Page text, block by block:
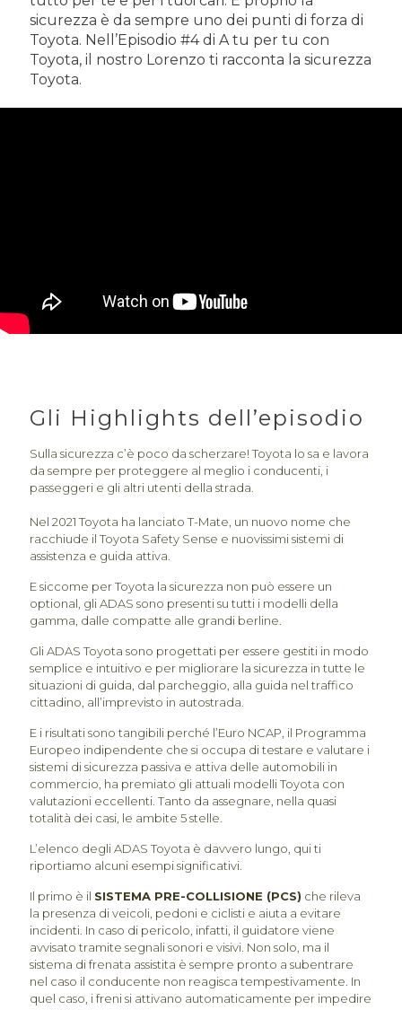
sicurezza è da sempre uno dei punti di forza di
Toyota. Nell’Episodio #4 di A tu per tu con
Toyota, il nostro Lorenzo ti racconta la sicurezza
Toyota.
Gli Highlights dell’episodio
Sulla sicurezza c’è poco da scherzare! Toyota lo sa e lavora
da sempre per proteggere al meglio i conducenti, i
passeggeri e gli altri utenti della strada.
Nel 2021 Toyota ha lanciato T-Mate, un nuovo nome che
racchiude il Toyota Safety Sense e nuovissimi sistemi di
assistenza e guida attiva.
E siccome per Toyota la sicurezza non può essere un
optional, gli ADAS sono presenti su tutti i modelli della
gamma, dalle compatte alle grandi berline.
Gli ADAS Toyota sono progettati per essere gestiti in modo
semplice e intuitivo e per migliorare la sicurezza in tutte le
situazioni di guida, dal parcheggio, alla guida nel traffico
cittadino, all’imprevisto in autostrada.
E i risultati sono tangibili perché l’Euro NCAP, il Programma
Europeo indipendente che si occupa di testare e valutare i
sistemi di sicurezza passiva e attiva delle automobili in
commercio, ha premiato gli attuali modelli Toyota con
valutazioni eccellenti. Tanto da assegnare, nella quasi
totalità dei casi, le ambite 5 stelle.
L’elenco degli ADAS Toyota è davvero lungo, qui ti
riportiamo alcuni esempi significativi.
Il primo è il SISTEMA PRE-COLLISIONE (PCS) che rileva
la presenza di veicoli, pedoni e ciclisti e aiuta a evitare
incidenti. In caso di pericolo, infatti, il guidatore viene
avvisato tramite segnali sonori e visivi. Non solo, ma il
sistema di frenata assistita è sempre pronto a subentrare
nel caso il conducente non reagisca tempestivamente. In
quel caso, i freni si attivano automaticamente per impedire